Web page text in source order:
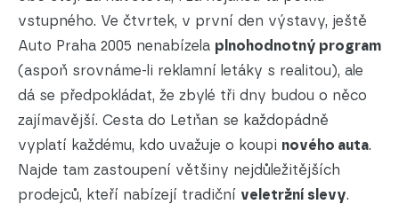
vstupného. Ve čtvrtek, v první den výstavy, ještě
Auto Praha 2005 nenabízela plnohodnotný program
(aspoň srovnáme-li reklamní letáky s realitou), ale
dá se předpokládat, že zbylé tři dny budou o něco
zajímavější. Cesta do Letňan se každopádně
vyplatí každému, kdo uvažuje o koupi nového auta.
Najde tam zastoupení většiny nejdůležitějších
prodejců, kteří nabízejí tradiční veletržní slevy.